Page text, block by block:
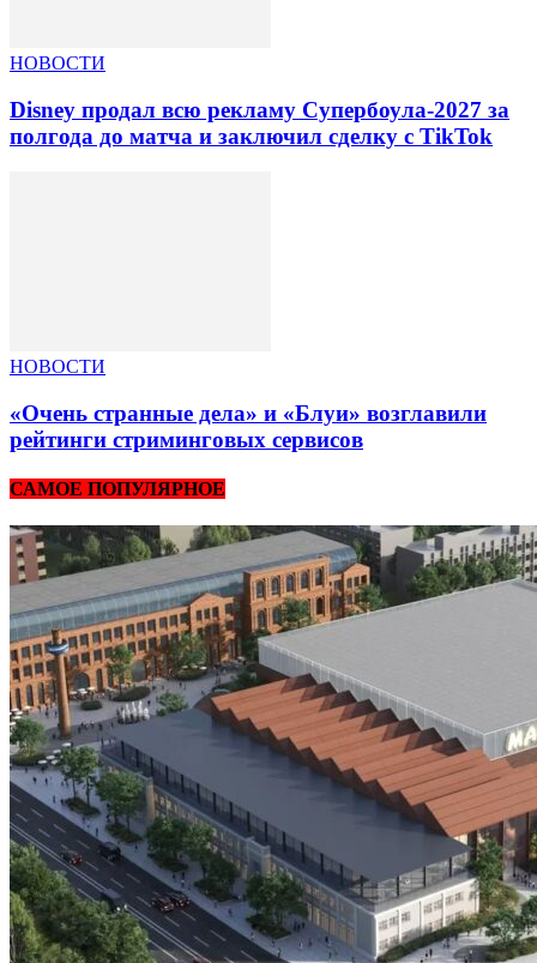
НОВОСТИ
Disney продал всю рекламу Супербоула-2027 за
полгода до матча и заключил сделку с TikTok
НОВОСТИ
«Очень странные дела» и «Блуи» возглавили
рейтинги стриминговых сервисов
САМОЕ ПОПУЛЯРНОЕ